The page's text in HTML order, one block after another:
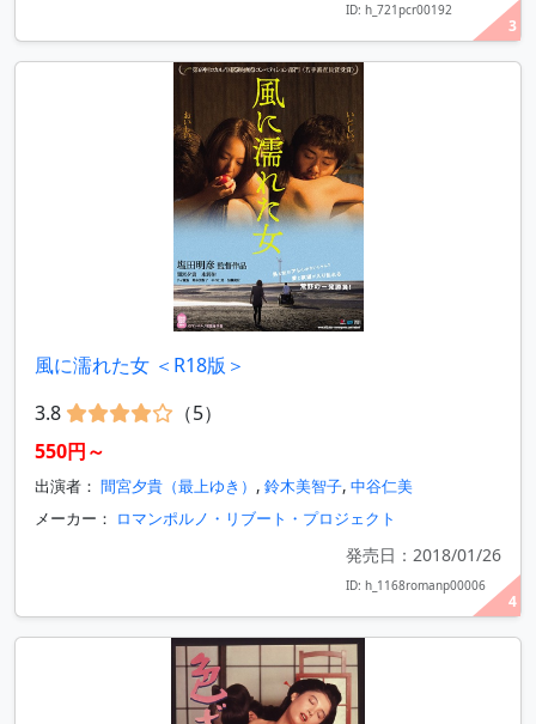
3
ID: h_721pcr00192
4
風に濡れた女 ＜R18版＞
3.8
（5）
550円～
出演者： 間宮夕貴（最上ゆき） , 鈴木美智子, 中谷仁美
メーカー： ロマンポルノ・リブート・プロジェクト
発売日：2018/01/26
ID: h_1168romanp00006